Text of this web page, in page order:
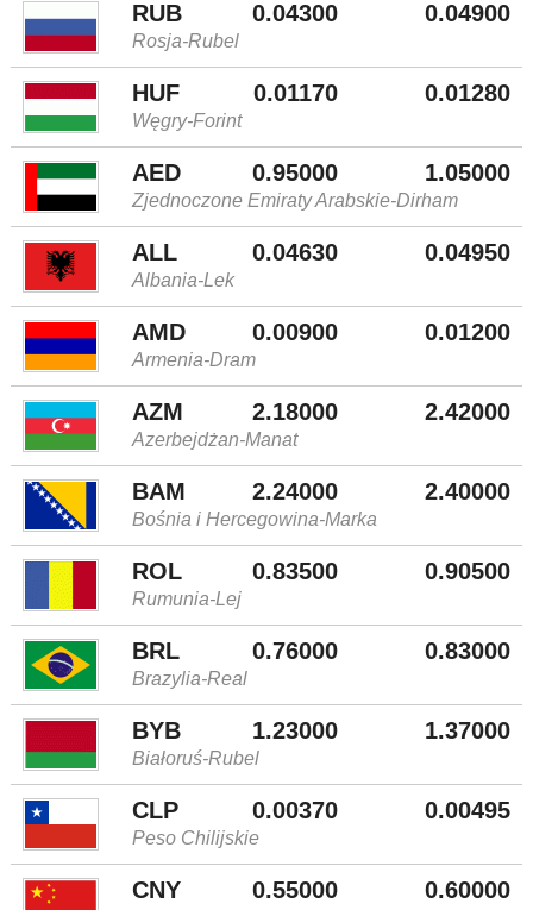
RUB 0.04300 0.04900
Rosja-Rubel
HUF 0.01170 0.01280
Węgry-Forint
AED 0.95000 1.05000
Zjednoczone Emiraty Arabskie-Dirham
ALL 0.04630 0.04950
Albania-Lek
AMD 0.00900 0.01200
Armenia-Dram
AZM 2.18000 2.42000
Azerbejdżan-Manat
BAM 2.24000 2.40000
Bośnia i Hercegowina-Marka
ROL 0.83500 0.90500
Rumunia-Lej
BRL 0.76000 0.83000
Brazylia-Real
BYB 1.23000 1.37000
Białoruś-Rubel
CLP 0.00370 0.00495
Peso Chilijskie
CNY 0.55000 0.60000